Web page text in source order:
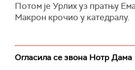
Потом је Урлих уз пратњу
Макрон крочио у катедралу.
Огласила се звона Нотр Дама